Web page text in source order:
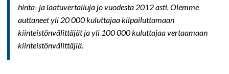
hinta- ja laatuvertailuja jo vuodesta 2012 asti. Olemme
auttaneet yli 20 000 kuluttajaa kilpailuttamaan
kiinteistönvälittäjät ja yli 100 000 kuluttajaa vertaamaan
kiinteistönvälittäjiä.